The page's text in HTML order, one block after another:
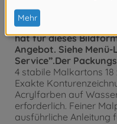
Bilder und unterstützt
Leinwand-Effekt”.
hat für dieses
Angebot. Siehe
Service”.Der
4 stabile Malkartons
Exakte
Acrylfarben auf
erforderlich. Feiner
ausführliche Anleitung